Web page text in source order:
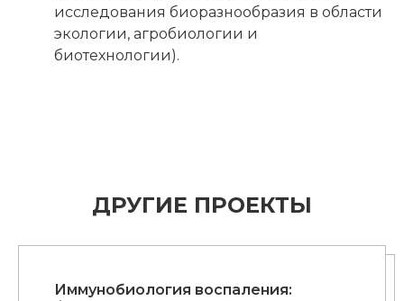
исследования биоразнообразия в области
экологии, агробиологии и
биотехнологии).
ДРУГИЕ ПРОЕКТЫ
Иммунобиология воспаления: